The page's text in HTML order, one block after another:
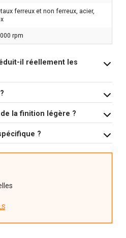
ferreux et non ferreux, acier,
rpm
il réellement les
la finition légère ?
?